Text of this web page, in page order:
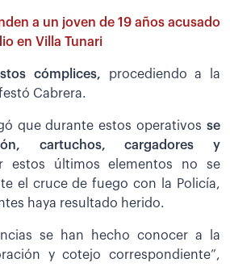
a un joven de 19 años acusado
en Villa Tunari
cómplices, procediendo a la
Cabrera.
que durante estos operativos se
cartuchos, cargadores y
estos últimos elementos no se
el cruce de fuego con la Policía,
haya resultado herido.
se han hecho conocer a la
y cotejo correspondiente”,